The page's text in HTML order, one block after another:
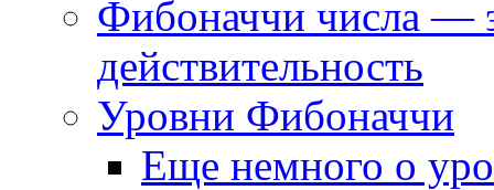
Фибоначчи числа —
действительность
Уровни Фибоначчи
Еще немного о